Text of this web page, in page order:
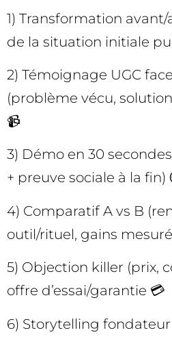
1) Transformation
de la situation initiale
2) Témoignage UGC
(problème vécu,
📹
3) Démo en 30
+ preuve sociale à la
4) Comparatif A vs B
outil/rituel, gains
5) Objection killer (prix,
offre d’essai/garantie 💳
6) Storytelling